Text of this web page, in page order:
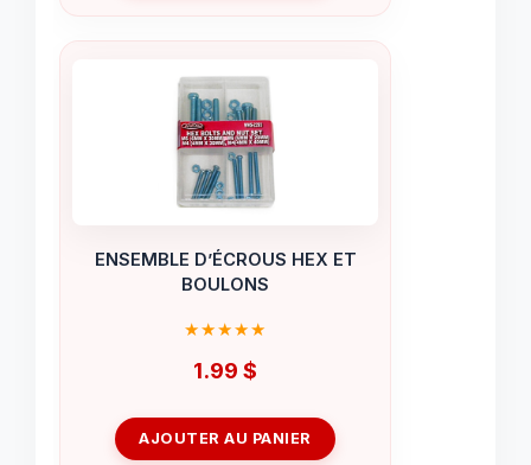
ENSEMBLE D’ÉCROUS HEX ET
BOULONS
1.99 $
AJOUTER AU PANIER